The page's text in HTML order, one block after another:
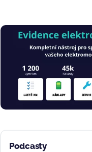
Obrázek
Podcasty